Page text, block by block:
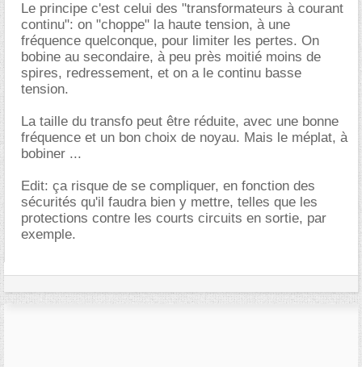
Le principe c'est celui des "transformateurs à courant
continu": on "choppe" la haute tension, à une
fréquence quelconque, pour limiter les pertes. On
bobine au secondaire, à peu près moitié moins de
spires, redressement, et on a le continu basse
tension.
La taille du transfo peut être réduite, avec une bonne
fréquence et un bon choix de noyau. Mais le méplat, à
bobiner ...
Edit: ça risque de se compliquer, en fonction des
sécurités qu'il faudra bien y mettre, telles que les
protections contre les courts circuits en sortie, par
exemple.